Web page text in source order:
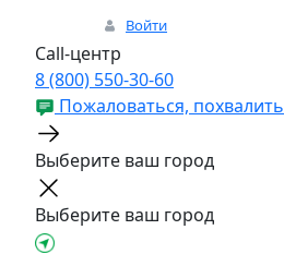
Войти
Call-центр
8 (800) 550-30-60
Пожаловаться, похвалить
Выберите ваш город
Выберите ваш город